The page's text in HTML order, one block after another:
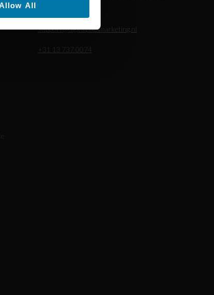
All
support@digitalpixelmarketing.nl
+31 13 737 0074